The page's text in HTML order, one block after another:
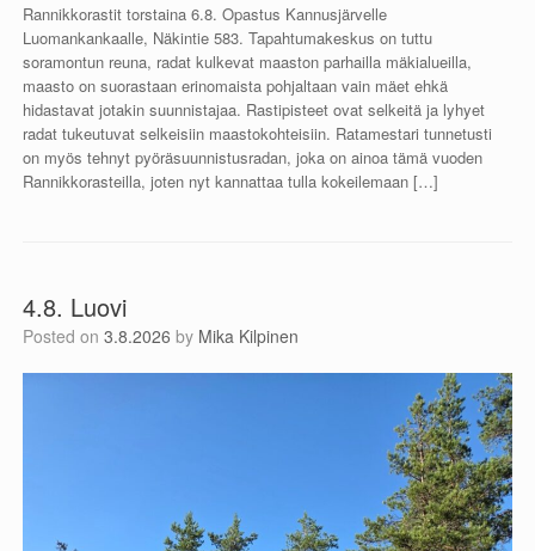
Rannikkorastit torstaina 6.8. Opastus Kannusjärvelle
Luomankankaalle, Näkintie 583. Tapahtumakeskus on tuttu
soramontun reuna, radat kulkevat maaston parhailla mäkialueilla,
maasto on suorastaan erinomaista pohjaltaan vain mäet ehkä
hidastavat jotakin suunnistajaa. Rastipisteet ovat selkeitä ja lyhyet
radat tukeutuvat selkeisiin maastokohteisiin. Ratamestari tunnetusti
on myös tehnyt pyöräsuunnistusradan, joka on ainoa tämä vuoden
Rannikkorasteilla, joten nyt kannattaa tulla kokeilemaan […]
4.8. Luovi
Posted on 3.8.2026 by Mika Kilpinen